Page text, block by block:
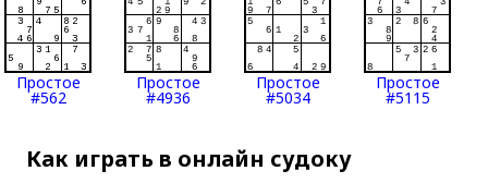
Простое
#562
Простое
#4936
Простое
#5034
Простое
#5115
Как играть в онлайн судоку